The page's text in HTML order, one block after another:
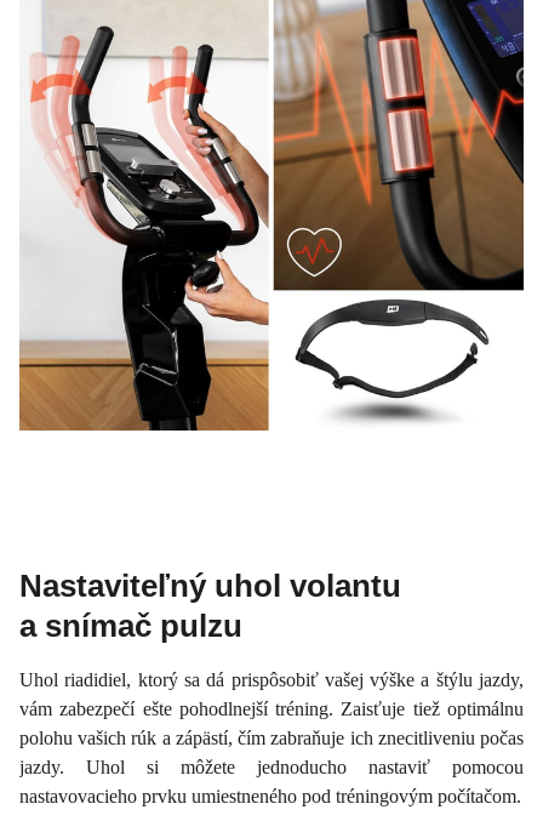
Nastaviteľný uhol volantu
a snímač pulzu
Uhol riadidiel, ktorý sa dá prispôsobiť vašej výške a štýlu jazdy,
vám zabezpečí ešte pohodlnejší tréning. Zaisťuje tiež optimálnu
polohu vašich rúk a zápästí, čím zabraňuje ich znecitliveniu počas
jazdy. Uhol si môžete jednoducho nastaviť pomocou
nastavovacieho prvku umiestneného pod tréningovým počítačom.